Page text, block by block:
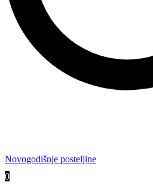
Novogodišnje posteljine
0